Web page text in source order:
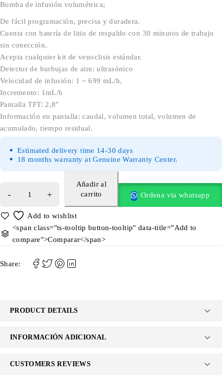
Bomba de infusión volumétrica;
De fácil programación, precisa y duradera.
Cuenta con batería de litio de respaldo con 30 minutos de trabajo
sin conección.
Acepta cualquier kit de venoclisis estándar.
Detector de burbujas de aire: ultrasónico
Velocidad de infusión: 1 ~ 699 mL/h,
Incremento: 1mL/h
Pantalla TFT: 2,8″
Información en pantalla: caudal, volumen total, volumen de
acumulado, tiempo residual.
Estimated delivery time 14-30 days
18 months warranty at Genuine Warranty Center.
Añadir al
carrito
Ordena via whatsapp
<span class="ts-tooltip button-tooltip" data-title="Add to
compare">Comparar</span>
Share:
PRODUCT DETAILS
INFORMACIÓN ADICIONAL
CUSTOMERS REVIEWS